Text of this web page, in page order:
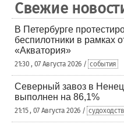
Свежие
В Петербурге
беспилотники в рамках
«Акватория»
21:30 , 07 Августа 2026 / события
Северный завоз в
выполнен на 86,1%
21:15 , 07 Августа 2026 /